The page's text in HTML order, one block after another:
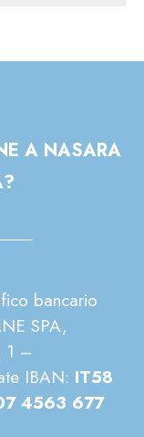
A NASARA
bancario
SPA,
1 –
IBAN: IT58
4563 677